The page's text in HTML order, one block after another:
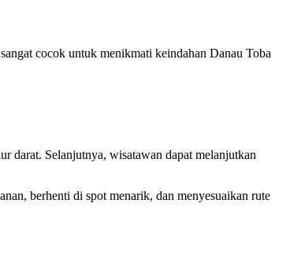
cocok untuk menikmati keindahan Danau Toba
darat. Selanjutnya, wisatawan dapat melanjutkan
berhenti di spot menarik, dan menyesuaikan rute